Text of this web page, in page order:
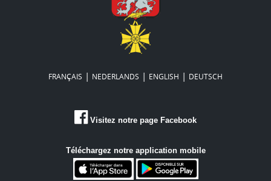
FRANÇAIS | NEDERLANDS | ENGLISH | DEUTSCH
Visitez notre page Facebook
Téléchargez notre application mobile